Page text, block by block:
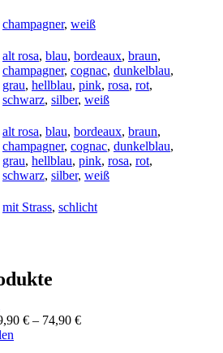
champagner, weiß
alt rosa, blau, bordeaux, braun,
champagner, cognac, dunkelblau,
grau, hellblau, pink, rosa, rot,
schwarz, silber, weiß
alt rosa, blau, bordeaux, braun,
champagner, cognac, dunkelblau,
grau, hellblau, pink, rosa, rot,
schwarz, silber, weiß
mit Strass, schlicht
€ – 74,90 €